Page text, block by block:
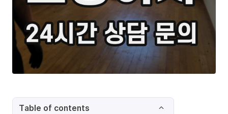
Table of contents